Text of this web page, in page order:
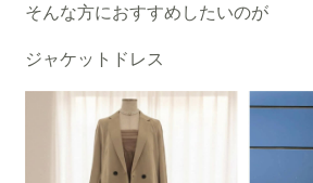
そんな方におすすめしたいのが
ジャケットドレス